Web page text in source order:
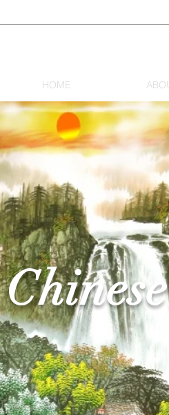
HOME